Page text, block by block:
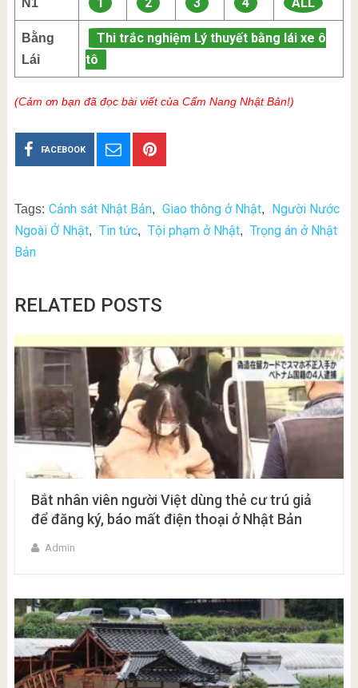
N1 1 2 3 4 ALL
Bằng
Lái
Thi trắc nghiệm Lý thuyết bằng lái xe ô
tô
(Cảm ơn bạn đã đọc bài viết của Cẩm Nang Nhật Bản!)
FACEBOOK
Tags: Cảnh sát Nhật Bản, Giao thông ở Nhật,
Người Nước
Ngoài Ở Nhật, Tin tức, Tội phạm ở Nhật, Trọng án ở Nhật
Bản
RELATED POSTS
Bắt nhân viên người Việt dùng thẻ cư trú giả
để đăng ký, báo mất điện thoại ở Nhật Bản
Admin